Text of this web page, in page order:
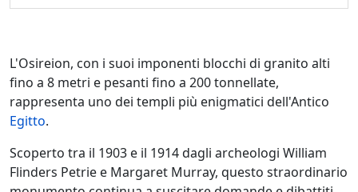
L'Osireion, con i suoi imponenti blocchi di granito alti
fino a 8 metri e pesanti fino a 200 tonnellate,
rappresenta uno dei templi più enigmatici dell'Antico
Egitto.
Scoperto tra il 1903 e il 1914 dagli archeologi William
Flinders Petrie e Margaret Murray, questo straordinario